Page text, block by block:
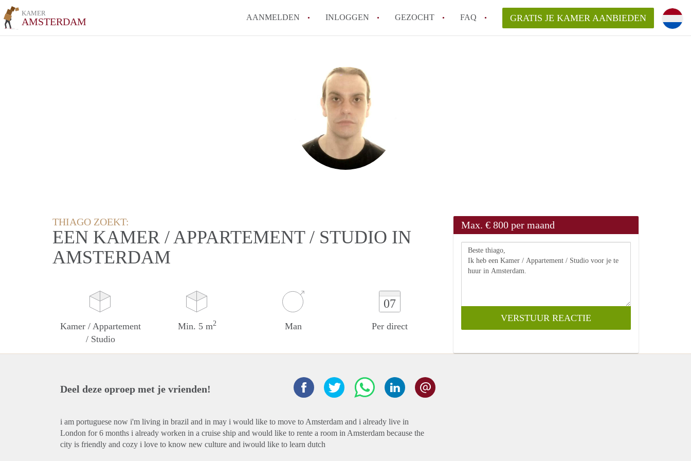
KAMER
AMSTERDAM AANMELDEN INLOGGEN GEZOCHT FAQ
Wat zijn de opzegtermijnen bij een kamer in Amsterdam?
Wat zijn de populairste zoektermen voor een kamer in Amsterdam en wat
Waarom geen bemiddelingskosten voor de huurder?
Alle veelgestelde vragen
GRATIS JE KAMER AANBIEDEN
THIAGO ZOEKT:
EEN KAMER / APPARTEMENT / STUDIO IN
AMSTERDAM
Kamer / Appartement
/ Studio
Min. 5 m2 Man
07
Per direct
Max. € 800 per maand
Deel deze oproep met je vrienden!
i am portuguese now i'm living in brazil and in may i would like to move to Amsterdam and i already live in
London for 6 months i already worken in a cruise ship and would like to rente a room in Amsterdam because the
city is friendly and cozy i love to know new culture and iwould like to learn dutch